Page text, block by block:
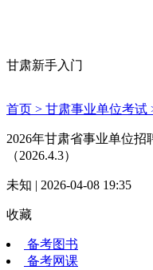
甘肃新手入门
首页 > 甘肃事业单位考试
2026年甘肃省事业单位
（2026.4.3）
未知 | 2026-04-08 19:35
收藏
备考图书
备考网课